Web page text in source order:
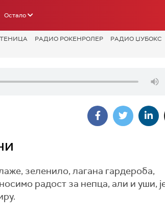
Остало
РАДИО РОКЕНРОЛЕР РАДИО ЏУБОКС
зеленило, лагана гардероба,
радост за непца, али и уши,